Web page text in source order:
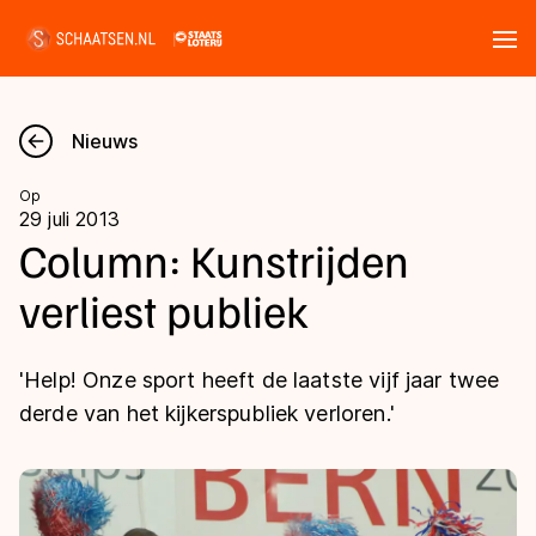
Nieuws
Kalender
Disciplines
Langebaan
Inlineskaten
Uitslagen
Shorttrack
Marathon
Tijden & historie
Ranglijsten Langebaan
Nieuws
Op
29 juli 2013
Column: Kunstrijden
verliest publiek
'Help! Onze sport heeft de laatste vijf jaar twee
derde van het kijkerspubliek verloren.'